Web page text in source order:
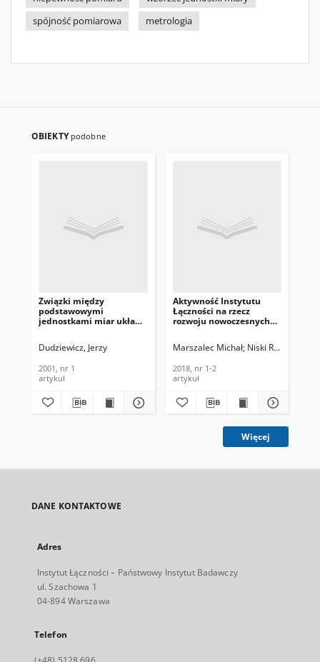
spójność pomiarowa
metrologia
OBIEKTY podobne
Związki między
podstawowymi
jednostkami miar układu
Telekomunikacja i
2001, nr 1
Dudziewicz, Jerzy
2001, nr 1
artykuł
Aktywność Instytutu
Łączności na rzecz
rozwoju nowoczesnych
Telekomunikacja i
2018, nr 1-2
Marszalec Michał Niski Rafał
2018, nr 1-2
artykuł
Więcej
DANE KONTAKTOWE
Adres
Instytut Łączności – Państwowy Instytut Badawczy
ul. Szachowa 1
04-894 Warszawa
Telefon